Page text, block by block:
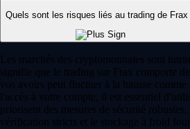
Quels sont les risques liés au trading de Frax
Les marchés des cryptomonnaies sont
signifie que le trading sur Frax comporte
vos avoirs peut fluctuer à la hausse
l'accès à votre compte, il est essentiel
priorisent des mesures de sécurité
vérification stricts et le stockage à froid